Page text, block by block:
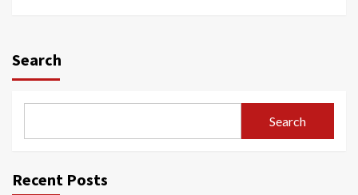
Search
Search
Recent Posts